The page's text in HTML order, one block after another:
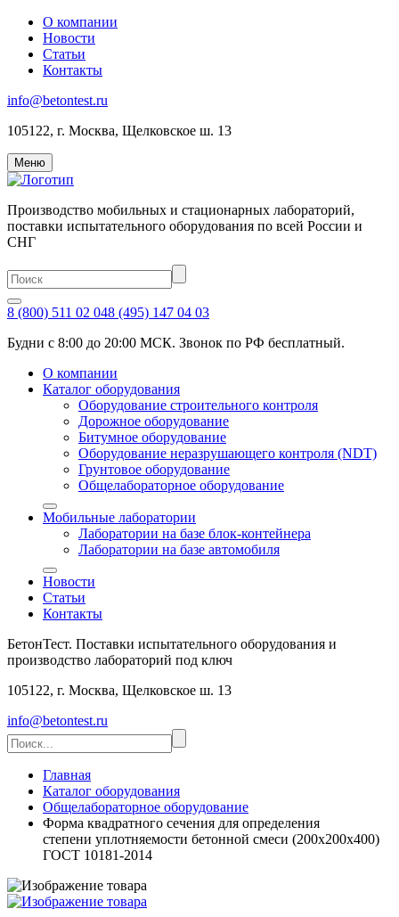
О компании
Новости
Статьи
Контакты
info@betontest.ru
105122, г. Москва, Щелковское ш. 13
Меню
Производство мобильных и стационарных лабораторий,
поставки испытательного оборудования по всей России и
СНГ
8 (800) 511 02 048 (495) 147 04 03
Будни с 8:00 до 20:00 МСК. Звонок по РФ бесплатный.
О компании
Каталог оборудования
Оборудование строительного контроля
Дорожное оборудование
Битумное оборудование
Оборудование неразрушающего контроля (NDT)
Грунтовое оборудование
Общелабораторное оборудование
Мобильные лаборатории
Лаборатории на базе блок-контейнера
Лаборатории на базе автомобиля
Новости
Статьи
Контакты
БетонТест. Поставки испытательного оборудования и
производство лабораторий под ключ
105122, г. Москва, Щелковское ш. 13
info@betontest.ru
Главная
Каталог оборудования
Общелабораторное оборудование
Форма квадратного сечения для определения
степени уплотняемости бетонной смеси (200х200х400)
ГОСТ 10181-2014